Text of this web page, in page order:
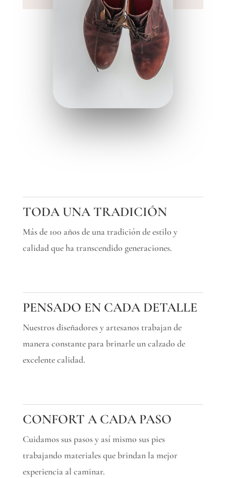
TODA UNA TRADICIÓN
Más de 100 años de una tradición de estilo y
calidad que ha transcendido generaciones.
PENSADO EN CADA DETALLE
Nuestros diseñadores y artesanos trabajan de
manera constante para brinarle un calzado de
excelente calidad.
CONFORT A CADA PASO
Cuidamos sus pasos y así mismo sus pies
trabajando materiales que brindan la mejor
experiencia al caminar.